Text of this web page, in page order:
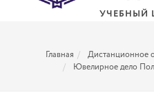
УЧЕБНЫЙ
Главная Дистанционное
Ювелирное дело